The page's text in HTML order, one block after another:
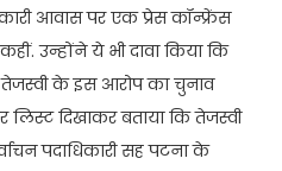
आवास पर एक प्रेस कॉन्फ्रेंस
उन्होंने ये भी दावा किया कि
के इस आरोप का चुनाव
लिस्ट दिखाकर बताया कि तेजस्वी
पदाधिकारी सह पटना के